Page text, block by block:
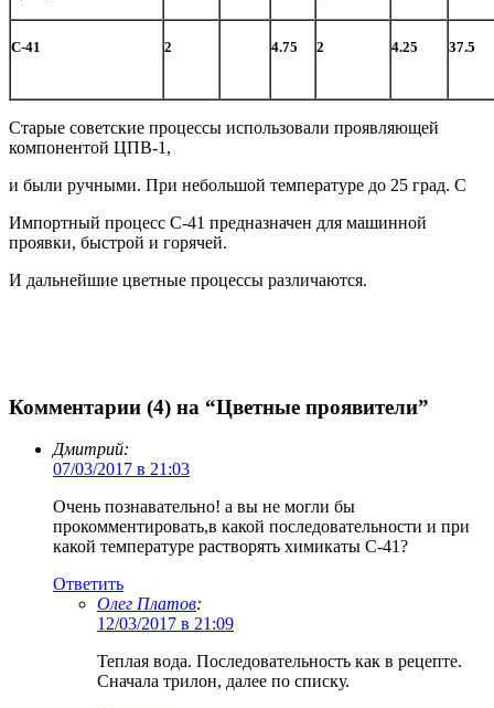
C-41 2 4.75 2 4.25 37.5
Старые советские процессы использовали проявляющей
компонентой ЦПВ-1,
и были ручными. При небольшой температуре до 25 град. С
Импортный процесс C-41 предназначен для машинной
проявки, быстрой и горячей.
И дальнейшие цветные процессы различаются.
Комментарии (4) на “Цветные проявители”
Дмитрий:
07/03/2017 в 21:03
Очень познавательно! а вы не могли бы
прокомментировать,в какой последовательности и при
какой температуре растворять химикаты С-41?
Ответить
Олег Платов:
12/03/2017 в 21:09
Теплая вода. Последовательность как в рецепте.
Сначала трилон, далее по списку.